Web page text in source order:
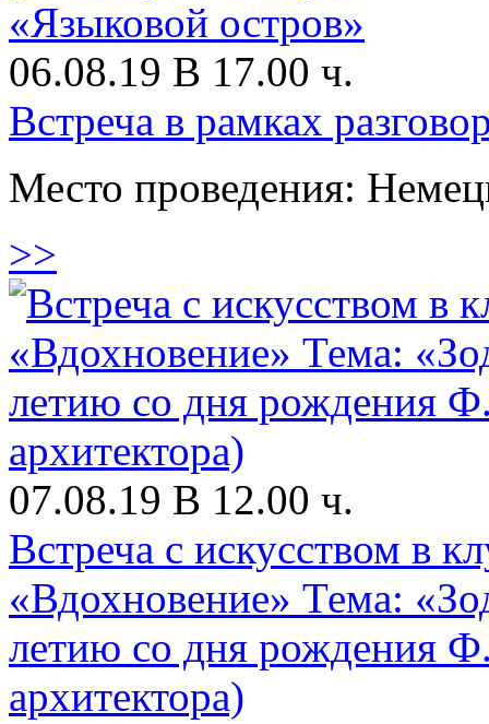
06.08.19 В 17.00 ч.
Встреча в рамках
Место проведения:
>>
07.08.19 В 12.00 ч.
Встреча с искусством в
«Вдохновение» Тема:
летию со дня рождения
архитектора)